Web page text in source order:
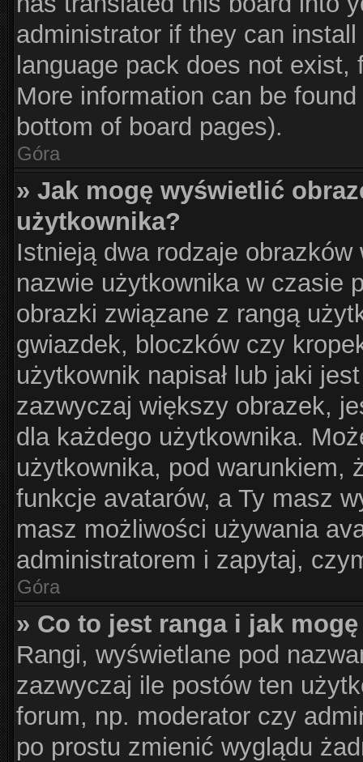
administrator if they can
language pack does not
More information can be
bottom of board pages).
Góra
» Jak mogę wyświetlić
użytkownika?
Istnieją dwa rodzaje
nazwie użytkownika w czasie
obrazki związane z rangą
gwiazdek, bloczków czy
użytkownik napisał lub jaki
zazwyczaj większy obrazek,
dla każdego użytkownika.
użytkownika, pod warunkiem,
funkcje avatarów, a Ty masz
masz możliwości używania
administratorem i zapytaj,
Góra
» Co to jest ranga i jak
Rangi, wyświetlane pod
zazwyczaj ile postów ten
forum, np. moderator czy
po prostu zmienić wyglądu